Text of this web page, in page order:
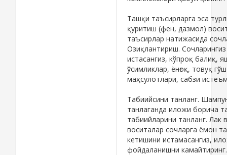
Ташқи таъсирларга эса
қуритиш (фен, дазмол)
таъсирлар натижасида
Озиқлантириш.
истасангиз, кўпроқ балиқ,
ўсимликлар, ёнғоқ, товуқ
маҳсулотлари, сабзи
Табиийсини танланг.
танлаганда иложи борича
табиийларини танланг.
воситалар сочларга ёмон
кетишини истамасангиз,
фойдаланишни камайтиринг.